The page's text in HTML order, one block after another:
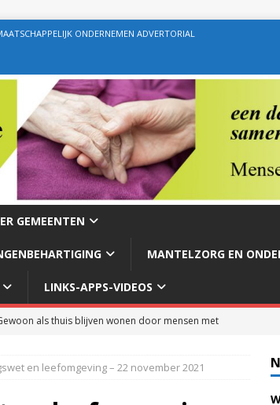
ONDERNEMEN ADVERTORIAL
GEMEENTEN
MANTELZORG EN
LINKS-APPS-VIDEOS
als thuis blijven wonen door mensen met
buur of vriend? Dan ben je mantelzorger. Dan
en leefomgeving – 22 november 2021